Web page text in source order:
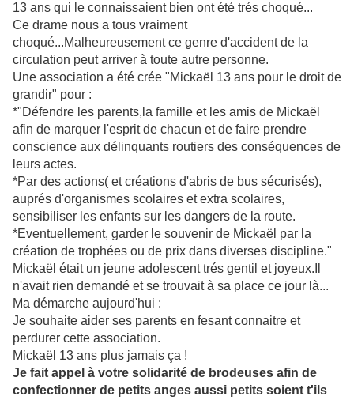
13 ans qui le connaissaient bien ont été trés choqué...
Ce drame nous a tous vraiment
choqué...Malheureusement ce genre d'accident de la
circulation peut arriver à toute autre personne.
Une association a été crée "Mickaël 13 ans pour le droit de
grandir" pour :
*"Défendre les parents,la famille et les amis de Mickaël
afin de marquer l'esprit de chacun et de faire prendre
conscience aux délinquants routiers des conséquences de
leurs actes.
*Par des actions( et créations d'abris de bus sécurisés),
auprés d'organismes scolaires et extra scolaires,
sensibiliser les enfants sur les dangers de la route.
*Eventuellement, garder le souvenir de Mickaël par la
création de trophées ou de prix dans diverses discipline."
Mickaël était un jeune adolescent trés gentil et joyeux.Il
n'avait rien demandé et se trouvait à sa place ce jour là...
Ma démarche aujourd'hui :
Je souhaite aider ses parents en fesant connaitre et
perdurer cette association.
Mickaël 13 ans plus jamais ça !
Je fait appel à votre solidarité de brodeuses afin de
confectionner de petits anges aussi petits soient t'ils